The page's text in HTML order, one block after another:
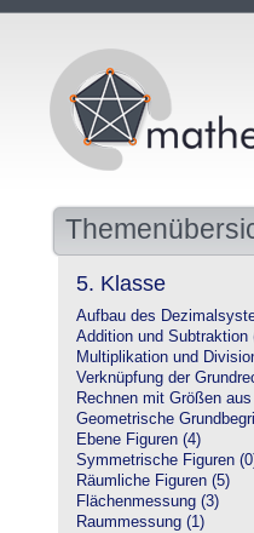
5. Klasse
Aufbau des
Addition und Subtraktion
Multiplikation und
Verknüpfung der
Rechnen mit Größen
Geometrische
Ebene Figuren (4)
Symmetrische Figuren
Räumliche Figuren (5)
Flächenmessung (3)
Raummessung (1)